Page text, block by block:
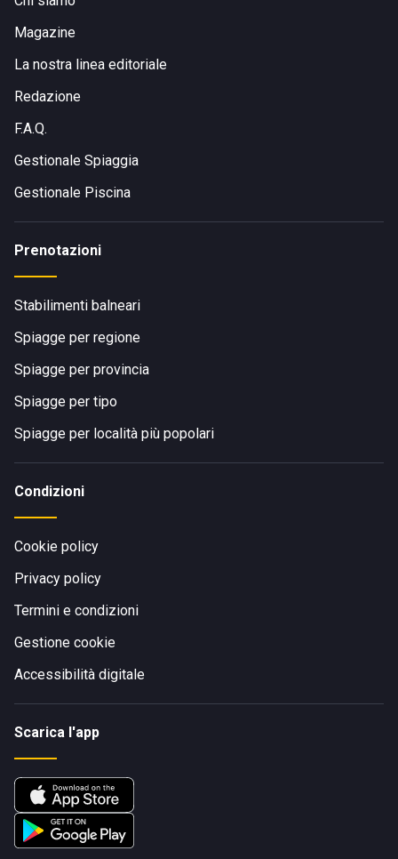
Magazine
La nostra linea editoriale
Redazione
F.A.Q.
Gestionale Spiaggia
Gestionale Piscina
Prenotazioni
Stabilimenti balneari
Spiagge per regione
Spiagge per provincia
Spiagge per tipo
Spiagge per località più popolari
Condizioni
Cookie policy
Privacy policy
Termini e condizioni
Gestione cookie
Accessibilità digitale
Scarica l'app